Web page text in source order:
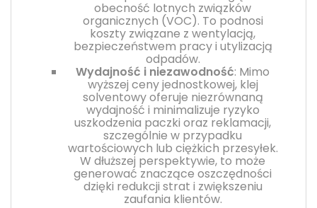
obecność lotnych związków
organicznych (VOC). To podnosi
koszty związane z wentylacją,
bezpieczeństwem pracy i utylizacją
odpadów.
Wydajność i niezawodność: Mimo
wyższej ceny jednostkowej, klej
solventowy oferuje niezrównaną
wydajność i minimalizuje ryzyko
uszkodzenia paczki oraz reklamacji,
szczególnie w przypadku
wartościowych lub ciężkich przesyłek.
W dłuższej perspektywie, to może
generować znaczące oszczędności
dzięki redukcji strat i zwiększeniu
zaufania klientów.